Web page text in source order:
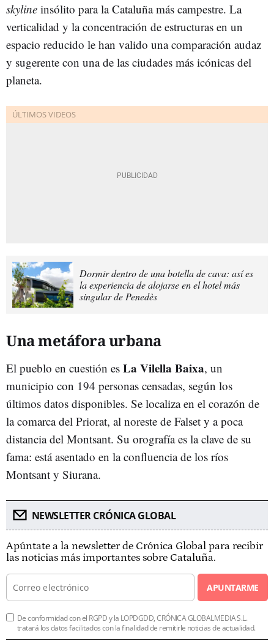
skyline insólito para la Cataluña más campestre. La
verticalidad y la concentración de estructuras en un
espacio reducido le han valido una comparación audaz
y sugerente con una de las ciudades más icónicas del
planeta.
Dormir dentro de una botella de cava: así es
la experiencia de alojarse en el hotel más
singular de Penedès
Una metáfora urbana
El pueblo en cuestión es La Vilella Baixa, un
municipio con 194 personas censadas, según los
últimos datos disponibles. Se localiza en el corazón de
la comarca del Priorat, al noreste de Falset y a poca
distancia del Montsant. Su orografía es la clave de su
fama: está asentado en la confluencia de los ríos
Montsant y Siurana.
NEWSLETTER CRÓNICA GLOBAL
Apúntate a la newsletter de Crónica Global para recibir
las noticias más importantes sobre Cataluña.
APUNTARME
De conformidad con el RGPD y la LOPDGDD, CRÓNICA GLOBALMEDIA S.L.
tratará los datos facilitados con la finalidad de remitirle noticias de actualidad.